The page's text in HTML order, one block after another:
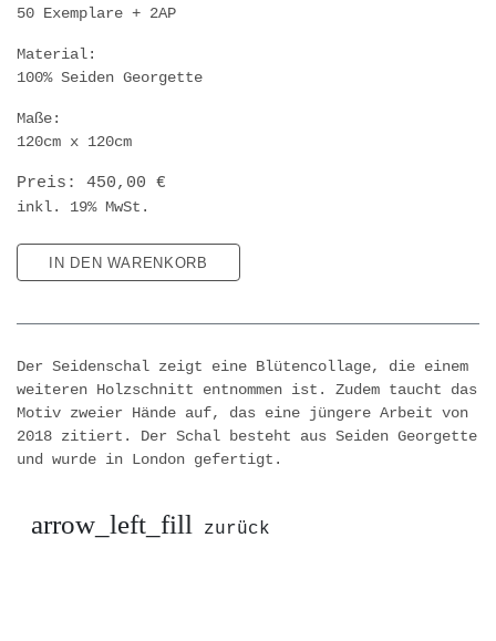
50 Exemplare + 2AP
Material:
100% Seiden Georgette
Maße:
120cm x 120cm
Preis: 450,00 €
inkl. 19% MwSt.
Der Seidenschal zeigt eine Blütencollage, die einem
weiteren Holzschnitt entnommen ist. Zudem taucht das
Motiv zweier Hände auf, das eine jüngere Arbeit von
2018 zitiert. Der Schal besteht aus Seiden Georgette
und wurde in London gefertigt.
arrow_left_fill zurück